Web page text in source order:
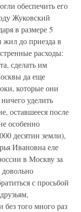
обеспечить его
Жуковский
в размере 5
жил до приезда в
расходы:
сделать им
да еще
которые они
уделить
оставшееся после
особенно
десятин земли),
Ивановна еле
в Москву за
довольно
с просьбой
того много раз